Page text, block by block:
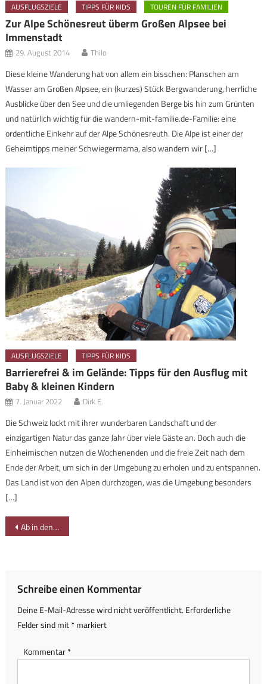
AUSFLUGSZIELE TIPPS FÜR KIDS TOUREN FÜR FAMILIEN
Zur Alpe Schönesreut überm Großen Alpsee bei
Immenstadt
29. August 2014 Thilo
Diese kleine Wanderung hat von allem ein bisschen: Planschen am
Wasser am Großen Alpsee, ein (kurzes) Stück Bergwanderung, herrliche
Ausblicke über den See und die umliegenden Berge bis hin zum Grünten
und natürlich wichtig für die wandern-mit-familie.de-Familie: eine
ordentliche Einkehr auf der Alpe Schönesreuth. Die Alpe ist einer der
Geheimtipps meiner Schwiegermama, also wandern wir […]
AUSFLUGSZIELE TIPPS FÜR KIDS
Barrierefrei & im Gelände: Tipps für den Ausflug mit
Baby & kleinen Kindern
7. Januar 2022 Dirk E.
Die Schweiz lockt mit ihrer wunderbaren Landschaft und der
einzigartigen Natur das ganze Jahr über viele Gäste an. Doch auch die
Einheimischen nutzen die Wochenenden und die freie Zeit nach dem
Ende der Arbeit, um sich in der Umgebung zu erholen und zu entspannen.
Das Land ist von den Alpen durchzogen, was die Umgebung besonders
[…]
Beitragsnavigation
Ab in den Kinderklettergarten: die Dorfrallye in Oberjoch
Schreibe einen Kommentar
Deine E-Mail-Adresse wird nicht veröffentlicht. Erforderliche
Felder sind mit*markiert
Kommentar*